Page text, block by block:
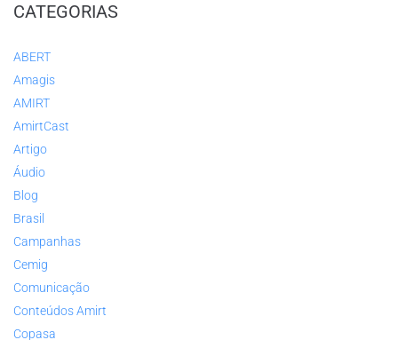
CATEGORIAS
ABERT
Amagis
AMIRT
AmirtCast
Artigo
Áudio
Blog
Brasil
Campanhas
Cemig
Comunicação
Conteúdos Amirt
Copasa